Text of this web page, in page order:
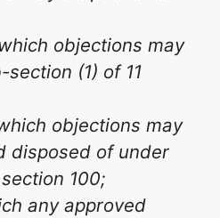
objections may
(1) of 11
objections may
disposed of under
100;
any approved